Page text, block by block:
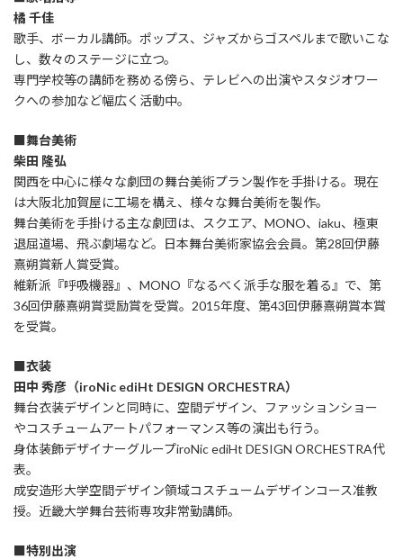
橘 千佳
歌手、ボーカル講師。ポップス、ジャズからゴスペルまで歌いこな
し、数々のステージに立つ。
専門学校等の講師を務める傍ら、テレビへの出演やスタジオワー
クへの参加など幅広く活動中。
■舞台美術
柴田 隆弘
関西を中心に様々な劇団の舞台美術プラン製作を手掛ける。現在
は大阪北加賀屋に工場を構え、様々な舞台美術を製作。
舞台美術を手掛ける主な劇団は、スクエア、MONO、iaku、極東
退屈道場、飛ぶ劇場など。日本舞台美術家協会会員。第28回伊藤
熹朔賞新人賞受賞。
維新派『呼吸機器』、MONO『なるべく派手な服を着る』で、第
36回伊藤熹朔賞奨励賞を受賞。2015年度、第43回伊藤熹朔賞本賞
を受賞。
■衣装
田中 秀彦（iroNic ediHt DESIGN ORCHESTRA）
舞台衣装デザインと同時に、空間デザイン、ファッションショー
やコスチュームアートパフォーマンス等の演出も行う。
身体装飾デザイナーグループiroNic ediHt DESIGN ORCHESTRA代
表。
成安造形大学空間デザイン領域コスチュームデザインコース准教
授。近畿大学舞台芸術専攻非常勤講師。
■特別出演